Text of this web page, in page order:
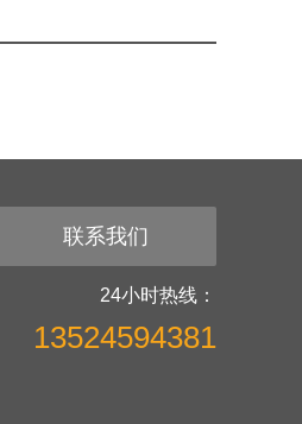
联系我们
24小时热线：
13524594381